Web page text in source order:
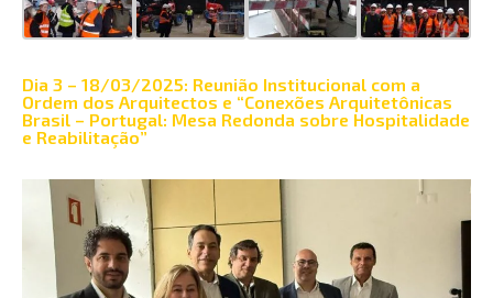
Dia 3 – 18/03/2025: Reunião Institucional com a
Ordem dos Arquitectos e “Conexões Arquitetônicas
Brasil – Portugal: Mesa Redonda sobre Hospitalidade
e Reabilitação”